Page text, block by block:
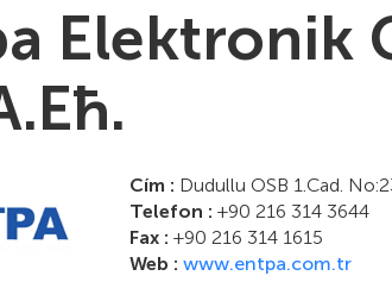
Elektronik
Cím : Dudullu OSB 1.Cad.
Telefon : +90 216 314 3644
Fax : +90 216 314 1615
Web : www.entpa.com.tr